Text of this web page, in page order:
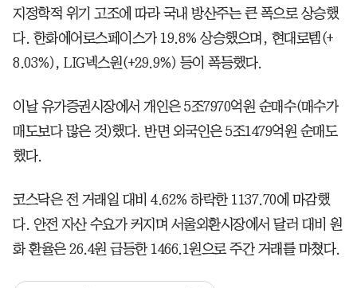
지정학적 위기 고조에 따라 국내 방산주는 큰 폭으로 상승했
다. 한화에어로스페이스가 19.8% 상승했으며, 현대로템(+
8.03%), LIG넥스원(+29.9%) 등이 폭등했다.
이날 유가증권시장에서 개인은 5조7970억원 순매수(매수가
매도보다 많은 것)했다. 반면 외국인은 5조1479억원 순매도
했다.
코스닥은 전 거래일 대비 4.62% 하락한 1137.70에 마감했
다. 안전 자산 수요가 커지며 서울외환시장에서 달러 대비 원
화 환율은 26.4원 급등한 1466.1원으로 주간 거래를 마쳤다.